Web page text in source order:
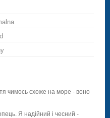
чимось схоже на море - воно
Я надійний і чесний -